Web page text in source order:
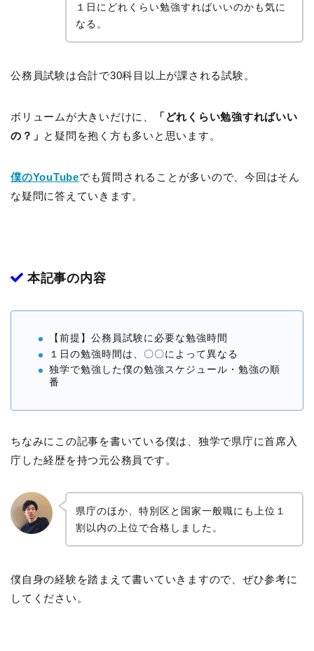
１日にどれくらい勉強すればいいのかも気に
なる。
公務員試験は合計で30科目以上が課される試験。
ボリュームが大きいだけに、
「どれくらい勉強すればいい
の？」 と疑問を抱く方も多いと思います。
僕のYouTubeでも質問されることが多いので、今回はそん
な疑問に答えていきます。
本記事の内容
【前提】公務員試験に必要な勉強時間
１日の勉強時間は、〇〇によって異なる
独学で勉強した僕の勉強スケジュール・勉強の順
番
ちなみにこの記事を書いている僕は、独学で県庁に首席入
庁した経歴を持つ元公務員です。
県庁のほか、特別区と国家一般職にも上位１
割以内の上位で合格しました。
僕自身の経験を踏まえて書いていきますので、ぜひ参考に
してください。